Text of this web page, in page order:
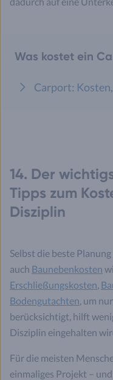
Was kostet ein
Carport:
14. Der
Tipps zum
Disziplin
Selbst die beste
auch Baunebenkosten
Erschließungskosten
Bodengutachten , um
berücksichtigt, hilft
Disziplin eingehalten
Für die meisten
einmaliges Projekt –